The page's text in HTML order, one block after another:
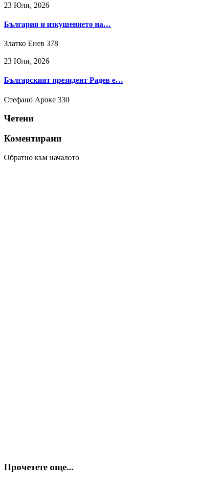
23 Юли, 2026
България и изкушението на…
Златко Енев 378
23 Юли, 2026
Българският президент Радев е…
Стефано Ароке 330
Четени
Коментирани
Обратно към началото
Прочетете още...